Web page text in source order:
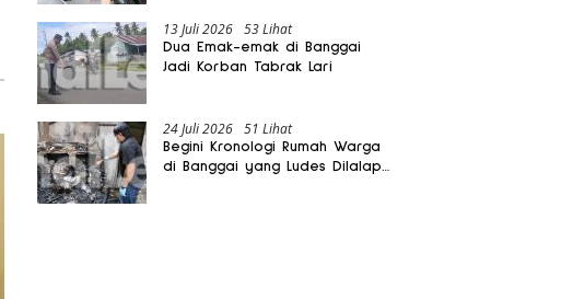
13 Juli 2026 53 Lihat
Dua Emak-emak di Banggai
Jadi Korban Tabrak Lari
24 Juli 2026 51 Lihat
Begini Kronologi Rumah Warga
di Banggai yang Ludes Dilalap